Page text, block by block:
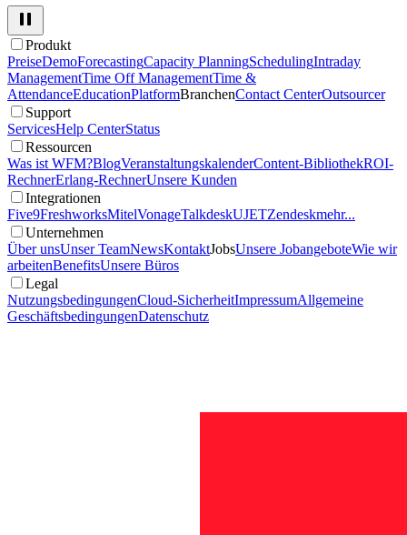
Produkt
PreiseDemoForecastingCapacity PlanningSchedulingIntraday
ManagementTime Off ManagementTime &
AttendanceEducationPlatformBranchenContact CenterOutsourcer
Support
ServicesHelp CenterStatus
Ressourcen
Was ist WFM?BlogVeranstaltungskalenderContent-BibliothekROI-
RechnerErlang-RechnerUnsere Kunden
Integrationen
Five9FreshworksMitelVonageTalkdeskUJETZendeskmehr...
Unternehmen
Über unsUnser TeamNewsKontaktJobsUnsere JobangeboteWie wir
arbeitenBenefitsUnsere Büros
Legal
NutzungsbedingungenCloud-SicherheitImpressumAllgemeine
GeschäftsbedingungenDatenschutz